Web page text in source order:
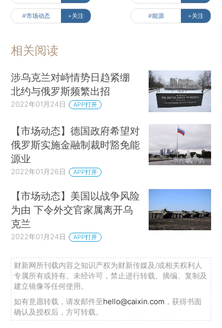
#市场动态 +关注 #能源 +关注
相关阅读
涉乌克兰对峙情势日趋紧绷
北约与俄罗斯频繁出招
2022年01月24日 APP打开
【市场动态】德国政府希望对
俄罗斯实施金融制裁时豁免能
源业
2022年01月26日 APP打开
【市场动态】美国以战争风险
为由 下令外交官家属离开乌
克兰
2022年01月24日 APP打开
财新网所刊载内容之知识产权为财新传媒及/或相关权利人
专属所有或持有。未经许可，禁止进行转载、摘编、复制及
建立镜像等任何使用。
如有意愿转载，请发邮件至hello@caixin.com ，获得书面
确认及授权后，方可转载。